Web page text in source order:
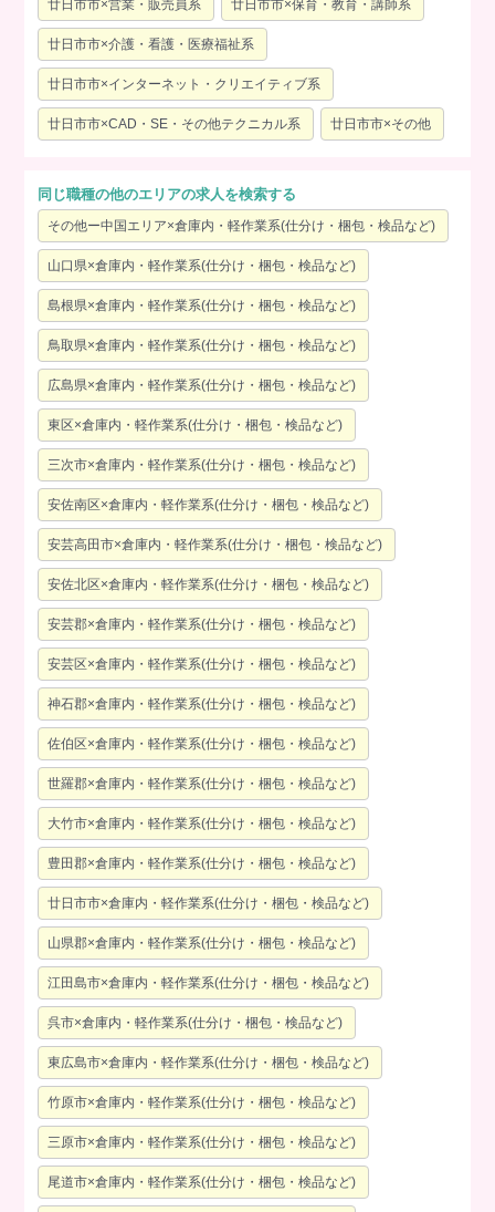
廿日市市×営業・販売員系 廿日市市×保育・教育・講師系
廿日市市×介護・看護・医療福祉系
廿日市市×インターネット・クリエイティブ系
廿日市市×CAD・SE・その他テクニカル系 廿日市市×その他
同じ職種の他のエリアの求人を検索する
その他ー中国エリア×倉庫内・軽作業系(仕分け・梱包・検品など)
山口県×倉庫内・軽作業系(仕分け・梱包・検品など)
島根県×倉庫内・軽作業系(仕分け・梱包・検品など)
鳥取県×倉庫内・軽作業系(仕分け・梱包・検品など)
広島県×倉庫内・軽作業系(仕分け・梱包・検品など)
東区×倉庫内・軽作業系(仕分け・梱包・検品など)
三次市×倉庫内・軽作業系(仕分け・梱包・検品など)
安佐南区×倉庫内・軽作業系(仕分け・梱包・検品など)
安芸高田市×倉庫内・軽作業系(仕分け・梱包・検品など)
安佐北区×倉庫内・軽作業系(仕分け・梱包・検品など)
安芸郡×倉庫内・軽作業系(仕分け・梱包・検品など)
安芸区×倉庫内・軽作業系(仕分け・梱包・検品など)
神石郡×倉庫内・軽作業系(仕分け・梱包・検品など)
佐伯区×倉庫内・軽作業系(仕分け・梱包・検品など)
世羅郡×倉庫内・軽作業系(仕分け・梱包・検品など)
大竹市×倉庫内・軽作業系(仕分け・梱包・検品など)
豊田郡×倉庫内・軽作業系(仕分け・梱包・検品など)
廿日市市×倉庫内・軽作業系(仕分け・梱包・検品など)
山県郡×倉庫内・軽作業系(仕分け・梱包・検品など)
江田島市×倉庫内・軽作業系(仕分け・梱包・検品など)
呉市×倉庫内・軽作業系(仕分け・梱包・検品など)
東広島市×倉庫内・軽作業系(仕分け・梱包・検品など)
竹原市×倉庫内・軽作業系(仕分け・梱包・検品など)
三原市×倉庫内・軽作業系(仕分け・梱包・検品など)
尾道市×倉庫内・軽作業系(仕分け・梱包・検品など)